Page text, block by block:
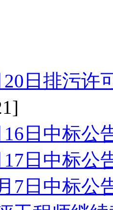
20日排污许
16日中标公
17日中标公
7日中标公